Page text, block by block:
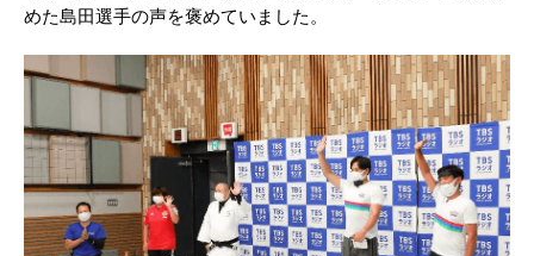
めた島田選手の声を褒めていました。